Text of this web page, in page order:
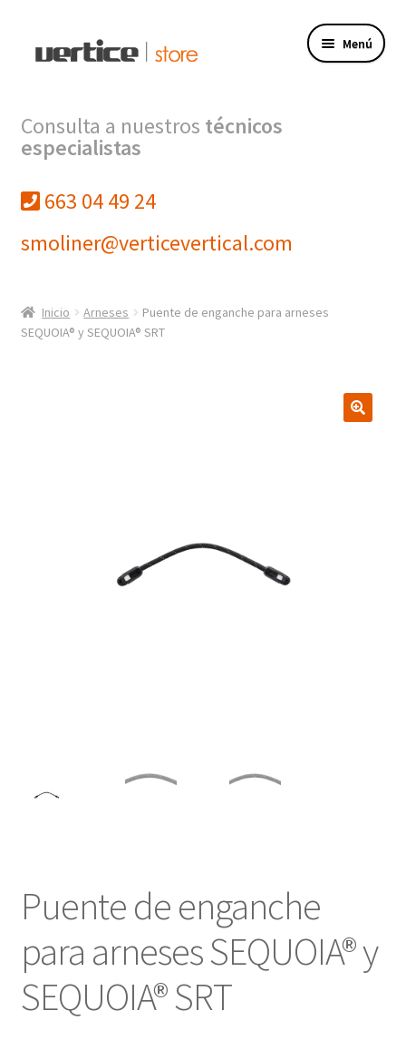
Menú
Productos
Finalizar compra
Mi cuenta
VERTICE FORMACION
Consulta a nuestros técnicos
especialistas
663 04 49 24
smoliner@verticevertical.com
Inicio Arneses
Puente de enganche para arneses
SEQUOIA® y SEQUOIA® SRT
Puente de enganche
para arneses SEQUOIA® y
SEQUOIA® SRT